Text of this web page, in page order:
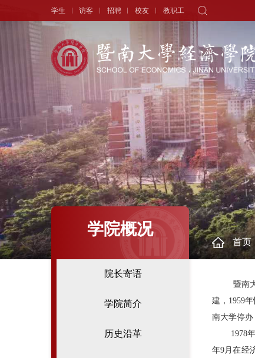
学生 访客 招聘 校友 教职工
院长寄语
学院简介
历史沿革
现任领导
历任领导
组织机构
新闻中心
头条新闻
学术动态
学生天地
通知公告
学者视角
人物专访
师资队伍
师资力量
专职教师
讲座教授
学院概况
院长寄语
学院简介
历史沿革
首页
暨南
建， 1959年
南大学停办
1978
年9月在经